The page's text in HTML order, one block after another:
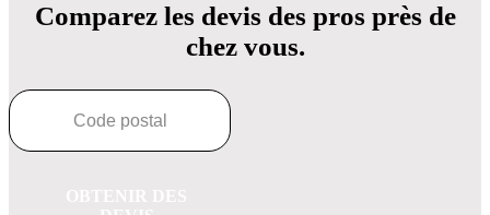
Comparez les devis des pros près de
chez vous.